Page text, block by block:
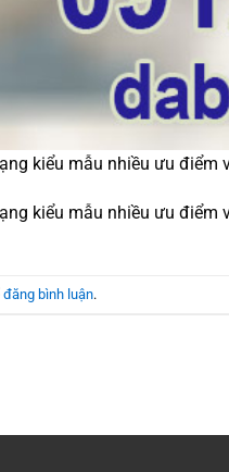
kiểu mẫu nhiều ưu điểm
kiểu mẫu nhiều ưu điểm
đăng bình luận.